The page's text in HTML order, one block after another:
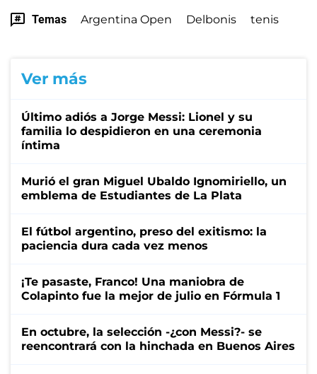
Temas Argentina Open Delbonis tenis
Ver más
Último adiós a Jorge Messi: Lionel y su
familia lo despidieron en una ceremonia
íntima
Murió el gran Miguel Ubaldo Ignomiriello, un
emblema de Estudiantes de La Plata
El fútbol argentino, preso del exitismo: la
paciencia dura cada vez menos
¡Te pasaste, Franco! Una maniobra de
Colapinto fue la mejor de julio en Fórmula 1
En octubre, la selección -¿con Messi?- se
reencontrará con la hinchada en Buenos Aires